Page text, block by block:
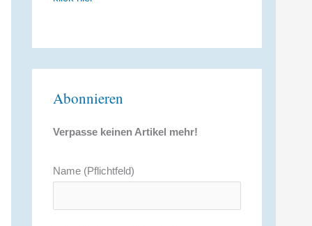
Abonnieren
Verpasse keinen Artikel mehr!
Name (Pflichtfeld)